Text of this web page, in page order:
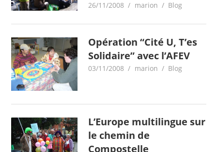
26/11/2008 marion Blog
Opération “Cité U, T’es
Solidaire” avec l’AFEV
03/11/2008 marion Blog
L’Europe multilingue sur
le chemin de
Compostelle